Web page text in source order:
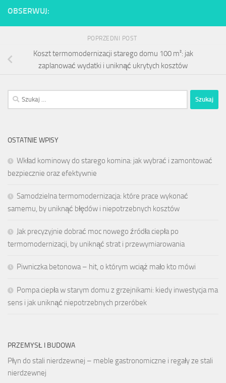
OBSERWUJ:
POPRZEDNI POST
Koszt termomodernizacji starego domu 100 m²: jak
zaplanować wydatki i uniknąć ukrytych kosztów
Szukaj:
OSTATNIE WPISY
Wkład kominowy do starego komina: jak wybrać i zamontować
bezpiecznie oraz efektywnie
Samodzielna termomodernizacja: które prace wykonać
samemu, by uniknąć błędów i niepotrzebnych kosztów
Jak precyzyjnie dobrać moc nowego źródła ciepła po
termomodernizacji, by uniknąć strat i przewymiarowania
Piwniczka betonowa – hit, o którym wciąż mało kto mówi
Pompa ciepła w starym domu z grzejnikami: kiedy inwestycja ma
sens i jak uniknąć niepotrzebnych przeróbek
PRZEMYSŁ I BUDOWA
Płyn do stali nierdzewnej – meble gastronomiczne i regały ze stali
nierdzewnej